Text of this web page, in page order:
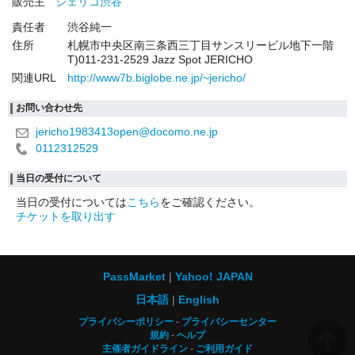
責任者
渋谷純一
住所
札幌市中央区南三条西三丁目サンスリービル地下一階
T)011-231-2529 Jazz Spot JERICHO
関連URL
http://www7b.biglobe.ne.jp/~jericho/
お問い合わせ先
jericho1983413open@docomo.ne.jp
0112312529
当日の受付について
当日の受付についてはこちらをご確認ください。
チケットを取り出す
PassMarket
Yahoo! JAPAN
日本語
English
プライバシーポリシー
プライバシーセンター
規約
ヘルプ
主催者ガイドライン
ご利用ガイド